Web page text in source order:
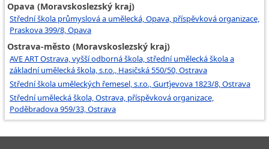
Opava (Moravskoslezský kraj)
Střední škola průmyslová a umělecká, Opava, příspěvková organizace,
Praskova 399/8, Opava
Ostrava-město (Moravskoslezský kraj)
AVE ART Ostrava, vyšší odborná škola, střední umělecká škola a
základní umělecká škola, s.r.o., Hasičská 550/50, Ostrava
Střední škola uměleckých řemesel, s.r.o., Gurťjevova 1823/8, Ostrava
Střední umělecká škola, Ostrava, příspěvková organizace,
Poděbradova 959/33, Ostrava